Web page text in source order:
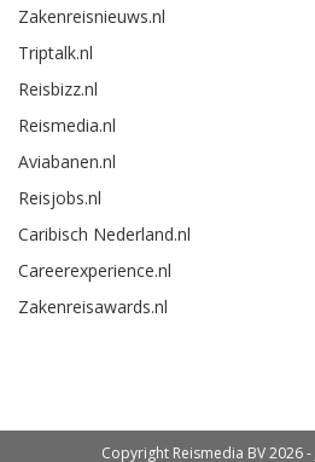
Zakenreisnieuws.nl
Triptalk.nl
Reisbizz.nl
Reismedia.nl
Aviabanen.nl
Reisjobs.nl
Caribisch Nederland.nl
Careerexperience.nl
Zakenreisawards.nl
Copyright Reismedia BV 2026 -